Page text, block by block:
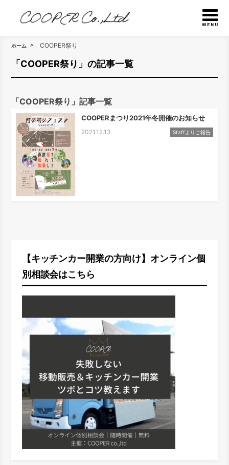
ホーム COOPER祭り
「COOPER祭り」の記事一覧
「COOPER祭り」記事一覧
COOPERまつり2021年冬開催のお知らせ
2021.12.13 Staffよりご報告
【キッチンカー開業の方向け】オンライン個
別相談会はこちら